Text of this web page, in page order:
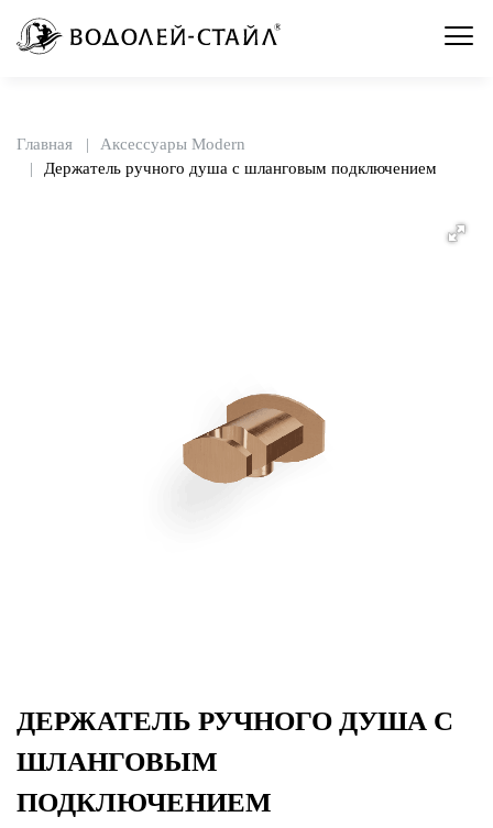
Главная
Аксессуары Modern
Держатель ручного душа с шланговым подключением
ДЕРЖАТЕЛЬ РУЧНОГО ДУША С
ШЛАНГОВЫМ
ПОДКЛЮЧЕНИЕМ